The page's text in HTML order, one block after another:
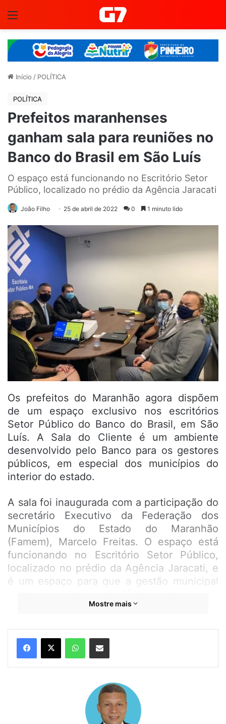
Início / POLÍTICA
POLÍTICA
Prefeitos maranhenses
ganham sala para reuniões no
Banco do Brasil em São Luís
O espaço está funcionando no Escritório Setor
Público, localizado no prédio da Agência Jaracati
João Filho 25 de abril de 2022 0 1 minuto lido
Os prefeitos do Maranhão agora dispõem
de um espaço exclusivo nos escritórios
Setor Público do Banco do Brasil, em São
Luís. A Sala do Cliente é um ambiente
desenvolvido pelo Banco para os gestores
públicos, em especial dos municípios do
interior do estado.
A sala foi inaugurada com a participação do
secretário Executivo da Federação dos
Municípios do Estado do Maranhão
(Famem), Marcelo Freitas. O espaço está
funcionando no Escritório Setor Público,
localizado no prédio da Agência Jaracati, e
é um espaço para que a gestão municipal
interlocutores e para que possa tratar de
Mostre mais